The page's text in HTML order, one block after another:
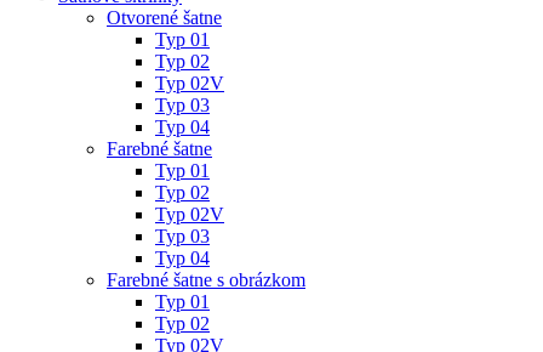
Otvorené šatne
Typ 01
Typ 02
Typ 02V
Typ 03
Typ 04
Farebné šatne
Typ 01
Typ 02
Typ 02V
Typ 03
Typ 04
Farebné šatne s obrázkom
Typ 01
Typ 02
Typ 02V